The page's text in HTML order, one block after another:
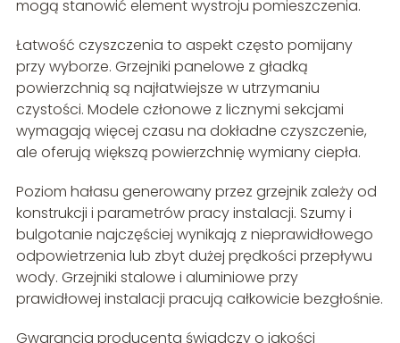
mogą stanowić element wystroju pomieszczenia.
Łatwość czyszczenia to aspekt często pomijany
przy wyborze. Grzejniki panelowe z gładką
powierzchnią są najłatwiejsze w utrzymaniu
czystości. Modele członowe z licznymi sekcjami
wymagają więcej czasu na dokładne czyszczenie,
ale oferują większą powierzchnię wymiany ciepła.
Poziom hałasu generowany przez grzejnik zależy od
konstrukcji i parametrów pracy instalacji. Szumy i
bulgotanie najczęściej wynikają z nieprawidłowego
odpowietrzenia lub zbyt dużej prędkości przepływu
wody. Grzejniki stalowe i aluminiowe przy
prawidłowej instalacji pracują całkowicie bezgłośnie.
Gwarancja producenta świadczy o jakości